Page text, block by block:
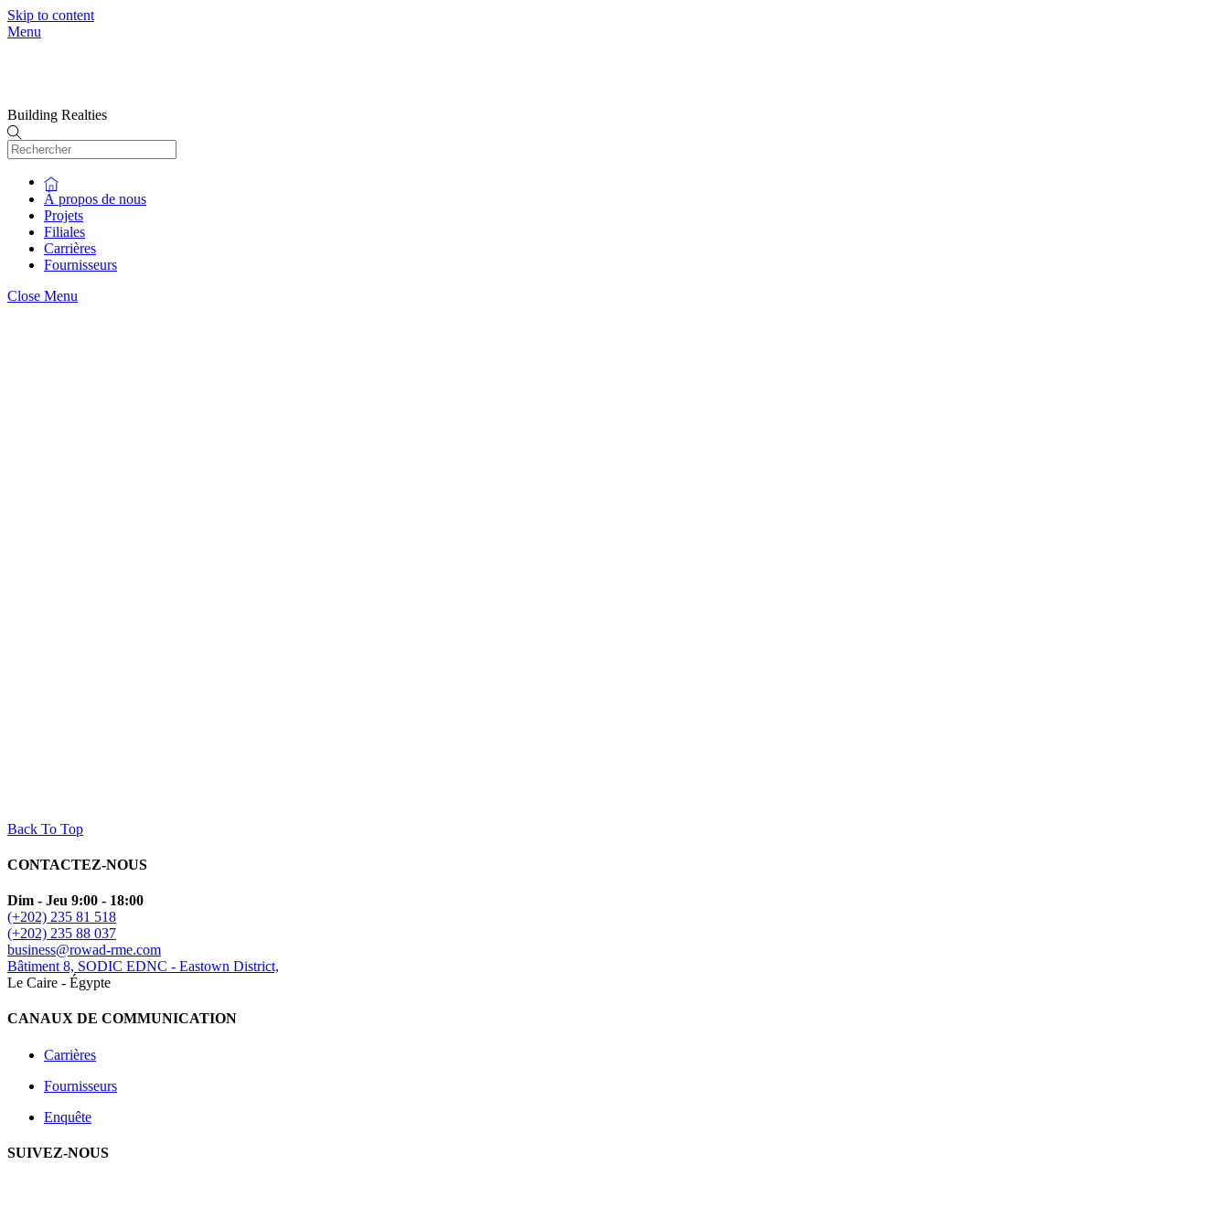
Skip to content
Menu
Building Realties
À propos de nous
Projets
Filiales
Carrières
Fournisseurs
Close Menu
Back To Top
CONTACTEZ-NOUS
Dim - Jeu 9:00 - 18:00
(+202) 235 81 518
(+202) 235 88 037
business@rowad-rme.com
Bâtiment 8, SODIC EDNC - Eastown District,
Le Caire - Égypte
CANAUX DE COMMUNICATION
Carrières
Fournisseurs
Enquête
SUIVEZ-NOUS